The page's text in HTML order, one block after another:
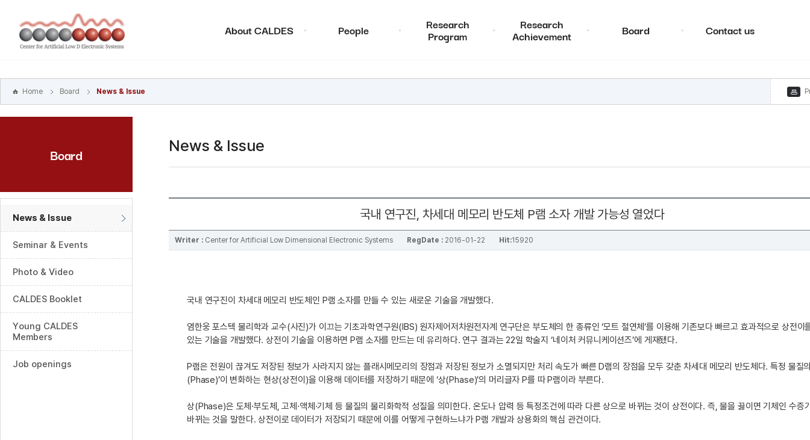
바로가기
주메뉴
바로가기
About CALDES People Research
Program
Research
Achievement Board Contact us
Home Board News & Issue
Board
News & Issue
Seminar & Events
Photo & Video
CALDES Booklet
Young CALDES
Members
Job openings
News & Issue
국내 연구진, 차세대 메모리 반도체 P램 소자 개발 가능성 열었다
Writer : Center for Artificial Low Dimensional Electronic Systems RegDate : 2016-01-22 Hit:15920
국내 연구진이 차세대 메모리 반도체인 P램 소자를 만들 수 있는 새로운 기술을 개발했다.
염한웅 포스텍 물리학과 교수(사진)가 이끄는 기초과학연구원(IBS) 원자제어저차원전자계 연구단은 부도체의 한 종류인 ‘모트 절연체’를 이용해 기존보다 빠르고 효과적으로 상전이
있는 기술을 개발했다. 상전이 기술을 이용하면 P램 소자를 만드는 데 유리하다. 연구 결과는 22일 학술지 ‘네이처 커뮤니케이션즈’에 게재됐다.
P램은 전원이 끊겨도 저장된 정보가 사라지지 않는 플래시메모리의 장점과 저장된 정보가 소멸되지만 처리 속도가 빠른 D램의 장점을 모두 갖춘 차세대 메모리 반도체다. 특정 물질
(Phase)’이 변화하는 현상(상전이)을 이용해 데이터를 저장하기 때문에 ‘상(Phase)’의 머리글자 P를 따 P램이라 부른다.
상(Phase)은 도체·부도체, 고체·액체·기체 등 물질의 물리화학적 성질을 의미한다. 온도나 압력 등 특정조건에 따라 다른 상으로 바뀌는 것이 상전이다. 즉, 물을 끓이면 기체인 수증
바뀌는 것을 말한다. 상전이로 데이터가 저장되기 때문에 이를 어떻게 구현하느냐가 P램 개발과 상용화의 핵심 관건이다.